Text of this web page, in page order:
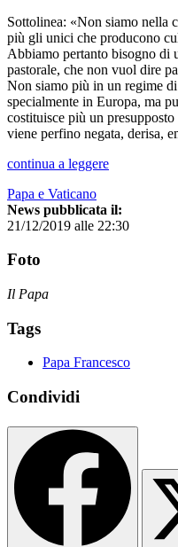
Sottolinea: «Non siamo nella
più gli unici che producono
Abbiamo pertanto bisogno di
pastorale, che non vuol dire
Non siamo più in un regime
specialmente in Europa, ma
costituisce più un
viene perfino negata, derisa,
continua a leggere
Papa e Vaticano
News pubblicata il:
21/12/2019 alle 22:30
Foto
Il Papa
Tags
Papa Francesco
Condividi